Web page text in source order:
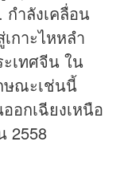
ำลังเคลื่อน
กาะไหหลำ
เทศจีน ใน
ษณะเช่นนี้
อกเฉียงเหนือ
2558